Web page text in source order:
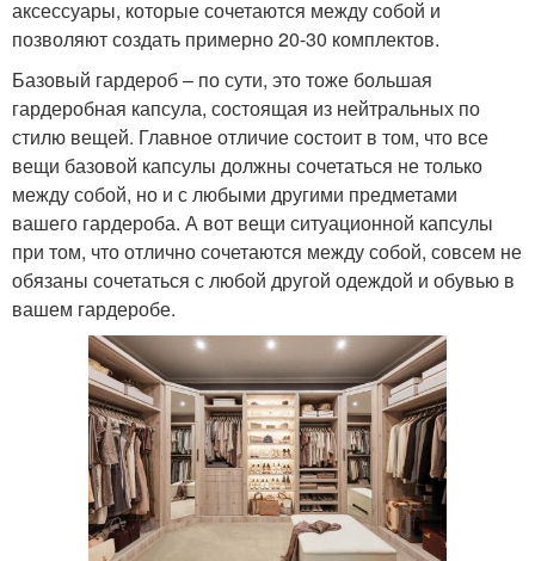
аксессуары, которые сочетаются между собой и
позволяют создать примерно 20-30 комплектов.
Базовый гардероб – по сути, это тоже большая
гардеробная капсула, состоящая из нейтральных по
стилю вещей. Главное отличие состоит в том, что все
вещи базовой капсулы должны сочетаться не только
между собой, но и с любыми другими предметами
вашего гардероба. А вот вещи ситуационной капсулы
при том, что отлично сочетаются между собой, совсем не
обязаны сочетаться с любой другой одеждой и обувью в
вашем гардеробе.